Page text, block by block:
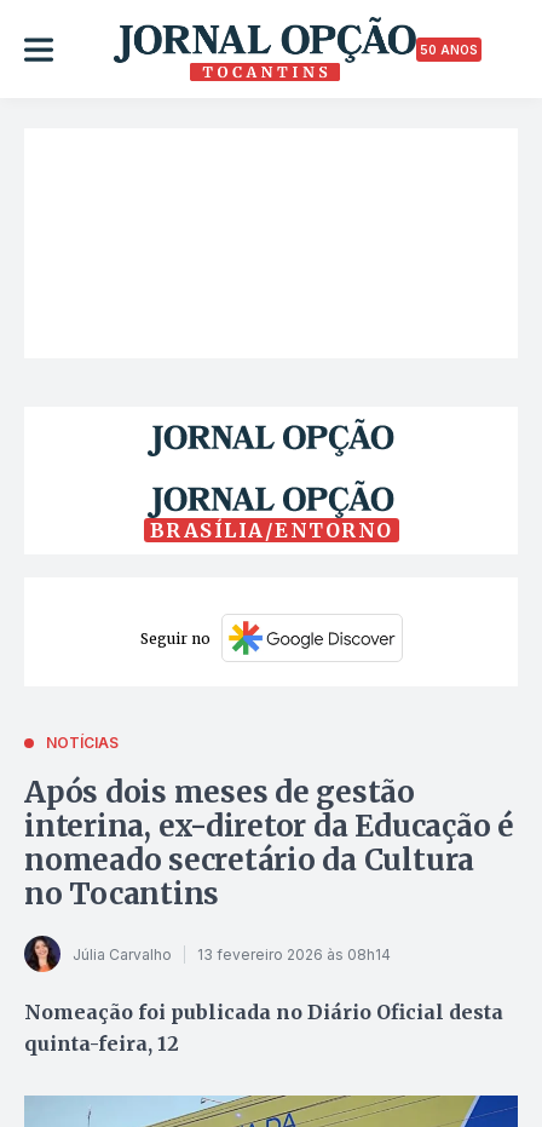
50 ANOS
BRASÍLIA/ENTORNO
Seguir no
NOTÍCIAS
Após dois meses de gestão
interina, ex-diretor da Educação é
nomeado secretário da Cultura
no Tocantins
Júlia Carvalho 13 fevereiro 2026 às 08h14
Nomeação foi publicada no Diário Oficial desta
quinta-feira, 12